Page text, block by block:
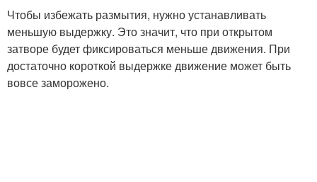
Чтобы избежать размытия, нужно устанавливать
меньшую выдержку. Это значит, что при открытом
затворе будет фиксироваться меньше движения. При
достаточно короткой выдержке движение может быть
вовсе заморожено.